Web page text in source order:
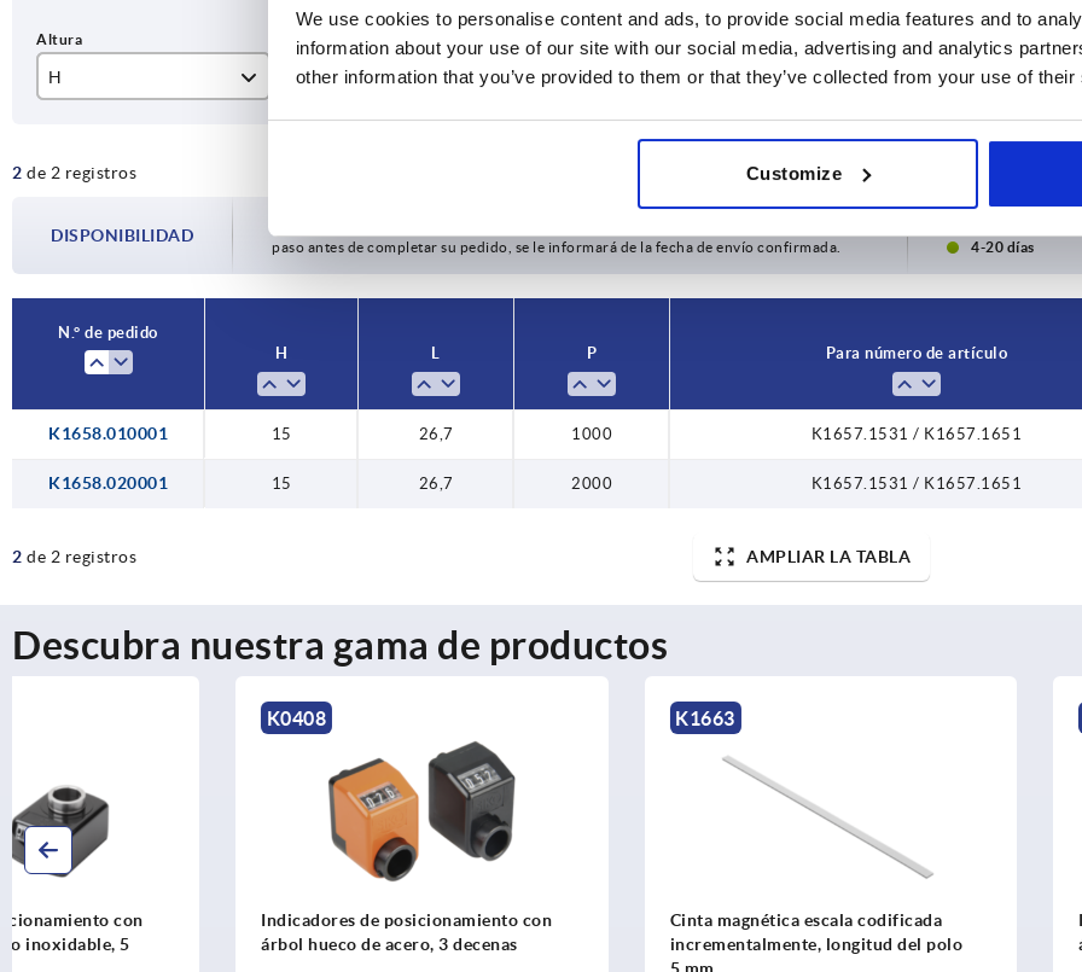
We use cookies to personalise content and ads, to provide social media features and to
information about your use of our site with our social media, advertising and analytics
other information that you’ve provided to them or that they’ve collected from your use of
Customize
H
26,7
P
1000
Para número de artículo
K1657.1531 / K1657.1651
2 de 2 registros AMPLIAR LA TABLA
DISPONIBILIDAD
paso antes de completar su pedido, se le informará de la fecha de envío confirmada.
4-20 días
N.° de pedido
H
P Para número de artículo
K1658.010001 15 26,7 1000 K1657.1531 / K1657.1651
K1658.020001 15 26,7 2000 K1657.1531 / K1657.1651
2 de 2 registros AMPLIAR LA TABLA
Descubra nuestra gama de productos
Indicadores de posicionamiento con
árbol hueco de acero, 3 decenas
Cinta magnética escala codificada
incrementalmente, longitud del polo
Indicadores de
árbol hueco de acero, 4